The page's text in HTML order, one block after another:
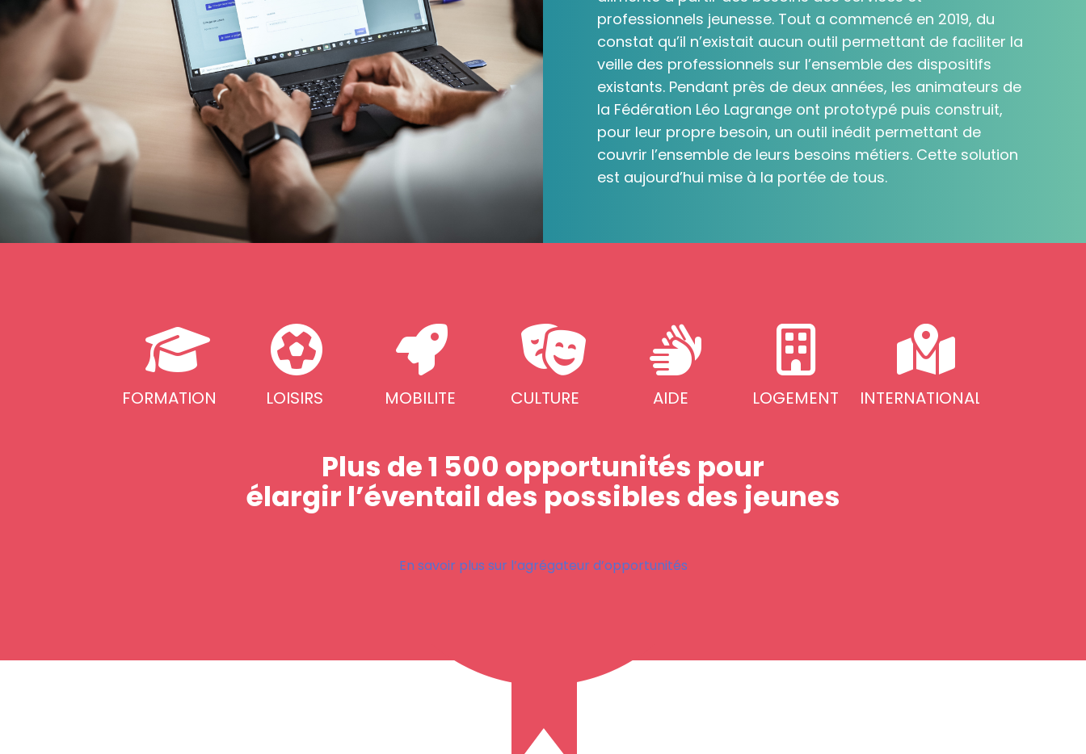
professionnels jeunesse. Tout a commencé en 2019, du
constat qu’il n’existait aucun outil permettant de faciliter la
veille des professionnels sur l’ensemble des dispositifs
existants. Pendant près de deux années, les animateurs de
la Fédération Léo Lagrange ont prototypé puis construit,
pour leur propre besoin, un outil inédit permettant de
couvrir l’ensemble de leurs besoins métiers. Cette solution
est aujourd’hui mise à la portée de tous.
FORMATION LOISIRS MOBILITE CULTURE AIDE LOGEMENT INTERNATIONAL
Plus de 1 500 opportunités pour
élargir l’éventail des possibles des jeunes
En savoir plus sur l’agrégateur d’opportunités